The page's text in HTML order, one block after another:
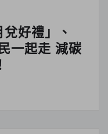
好禮」、
一起走 減碳